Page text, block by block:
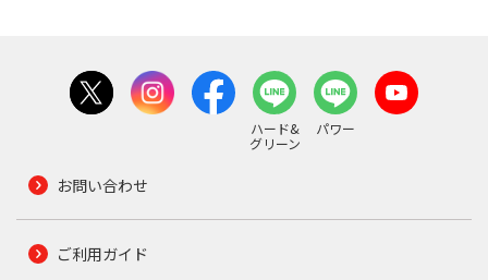
ハード&
グリーン
パワー
お問い合わせ
ご利用ガイド